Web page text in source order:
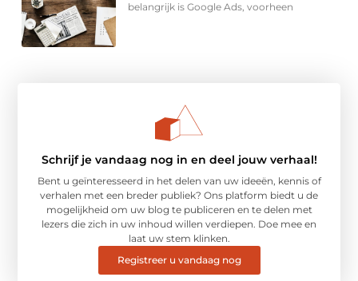
belangrijk is Google Ads, voorheen
Schrijf je vandaag nog in en deel jouw verhaal!
Bent u geïnteresseerd in het delen van uw ideeën, kennis of
verhalen met een breder publiek? Ons platform biedt u de
mogelijkheid om uw blog te publiceren en te delen met
lezers die zich in uw inhoud willen verdiepen. Doe mee en
laat uw stem klinken.
Registreer u vandaag nog